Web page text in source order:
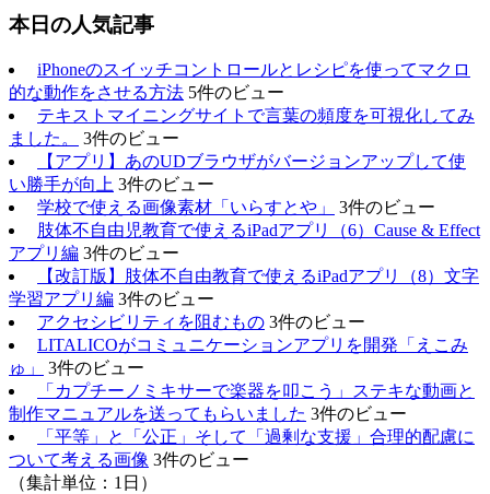
本日の人気記事
iPhoneのスイッチコントロールとレシピを使ってマクロ
的な動作をさせる方法 5件のビュー
テキストマイニングサイトで言葉の頻度を可視化してみ
ました。
3件のビュー
【アプリ】あのUDブラウザがバージョンアップして使
い勝手が向上 3件のビュー
学校で使える画像素材「いらすとや」
3件のビュー
肢体不自由児教育で使えるiPadアプリ（6）Cause & Effect
アプリ編 3件のビュー
【改訂版】肢体不自由教育で使えるiPadアプリ（8）文字
学習アプリ編 3件のビュー
アクセシビリティを阻むもの 3件のビュー
LITALICOがコミュニケーションアプリを開発「えこみ
ゅ」
3件のビュー
「カプチーノミキサーで楽器を叩こう」ステキな動画と
制作マニュアルを送ってもらいました 3件のビュー
「平等」と「公正」そして「過剰な支援」合理的配慮に
ついて考える画像 3件のビュー
（集計単位：1日）